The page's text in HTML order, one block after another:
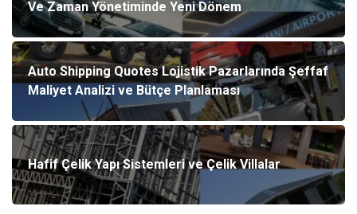
Ve Zaman Yönetiminde Yeni Dönem
Auto Shipping Quotes Lojistik Pazarlarında Şeffaf
Maliyet Analizi ve Bütçe Planlaması
Hafif Çelik Yapı Sistemleri ve Çelik Villalar